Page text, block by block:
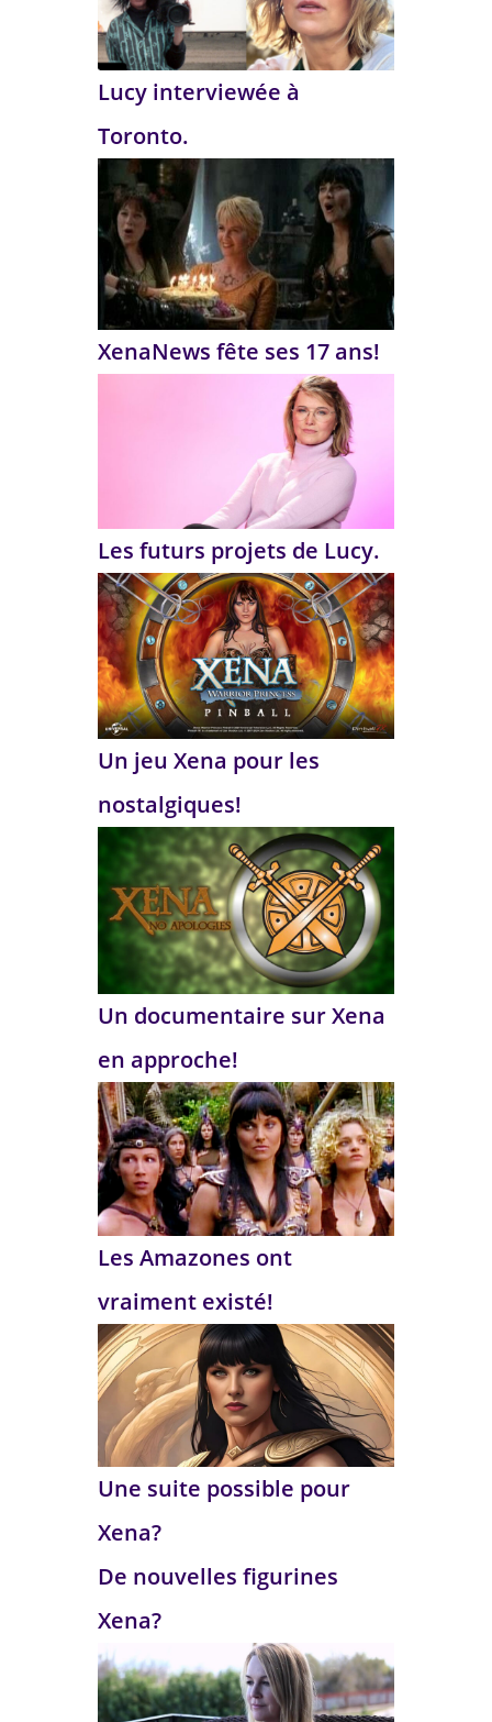
Lucy interviewée à
Toronto.
XenaNews fête ses 17 ans!
Les futurs projets de Lucy.
Un jeu Xena pour les
nostalgiques!
Un documentaire sur Xena
en approche!
Les Amazones ont
vraiment existé!
Une suite possible pour
Xena?
De nouvelles figurines
Xena?